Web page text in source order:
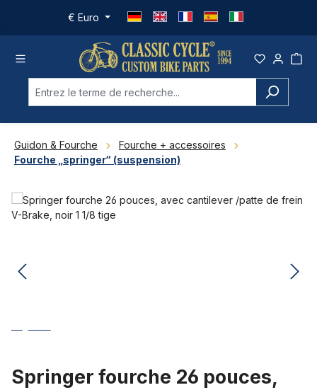
Passer au contenu principal
€ Euro
Guidon & Fourche
Fourche + accessoires
Fourche „springer“ (suspension)
Ignorer la galerie d'images
Springer fourche 26 pouces,